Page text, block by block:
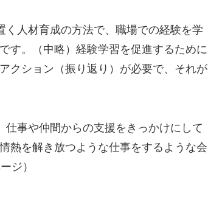
人材育成の方法で、職場での経験を学
す。（中略）経験学習を促進するために
クション（振り返り）が必要で、それが
事や仲間からの支援をきっかけにして
熱を解き放つような仕事をするような会
ジ）